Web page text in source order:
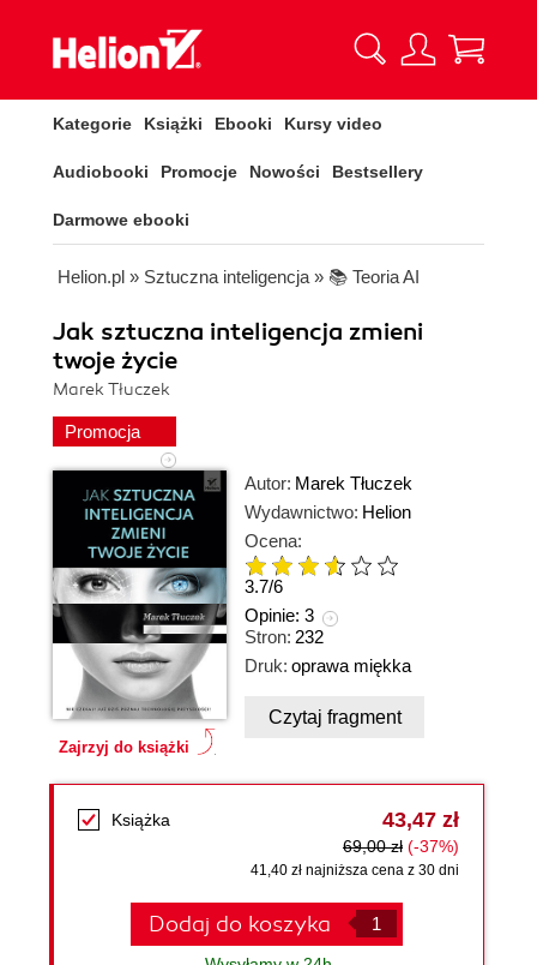
Kategorie Książki Ebooki Kursy video
Audiobooki Promocje Nowości Bestsellery
Darmowe ebooki
Helion.pl » Sztuczna inteligencja » 📚 Teoria AI
Jak sztuczna inteligencja zmieni
twoje życie
Marek Tłuczek
Promocja
Zajrzyj do książki
Autor: Marek Tłuczek
Wydawnictwo: Helion
Ocena:
3.7/6
Opinie: 3
Stron: 232
Druk: oprawa miękka
Czytaj fragment
Książka 43,47 zł
69,00 zł (-37%)
41,40 zł najniższa cena z 30 dni
Dodaj do koszyka